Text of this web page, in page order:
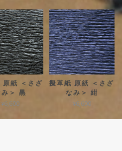
原紙 ＜さざ
み＞ 黒
¥6,600
擬革紙 原紙 ＜さざ
なみ＞ 紺
¥6,600